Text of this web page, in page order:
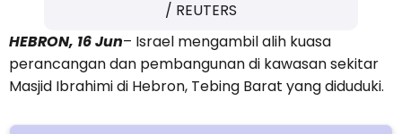
/ REUTERS
HEBRON, 16 Jun– Israel mengambil alih kuasa
perancangan dan pembangunan di kawasan sekitar
Masjid Ibrahimi di Hebron, Tebing Barat yang diduduki.